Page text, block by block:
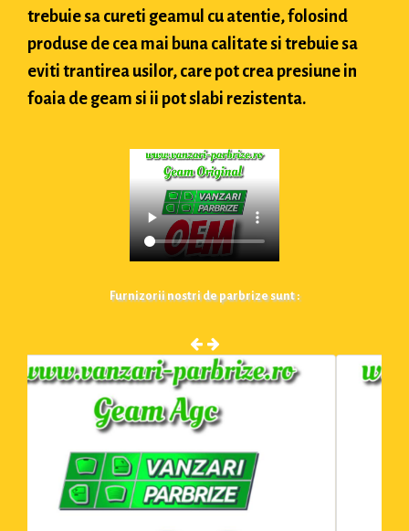
trebuie sa cureti geamul cu atentie, folosind
produse de cea mai buna calitate si trebuie sa
eviti trantirea usilor, care pot crea presiune in
foaia de geam si ii pot slabi rezistenta.
Furnizorii nostri de parbrize sunt :